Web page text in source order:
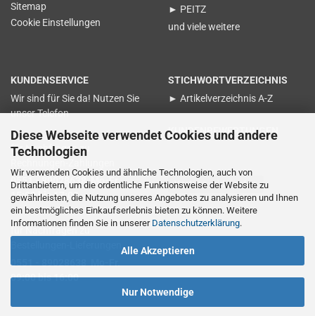
Diese Webseite verwendet Cookies und andere
Technologien
Wir verwenden Cookies und ähnliche Technologien, auch von
Drittanbietern, um die ordentliche Funktionsweise der Website zu
gewährleisten, die Nutzung unseres Angebotes zu analysieren und Ihnen
ein bestmögliches Einkaufserlebnis bieten zu können. Weitere
Informationen finden Sie in unserer Datenschutzerklärung.
Alle Akzeptieren
Nur Notwendige
Sitemap
Cookie Einstellungen
► PEITZ
und viele weitere
KUNDENSERVICE
Wir sind für Sie da! Nutzen Sie
unser Telefon
für Nachfragen zu
0551 - 89028638 Mo-Fr.
15:00 bis 17:00
0551 - 89028638 Mo-Fr.
09:00 bis 16:00
STICHWORTVERZEICHNIS
► Artikelverzeichnis A-Z
KUNDENBEWERTUNGEN
Vertrag widerrufen